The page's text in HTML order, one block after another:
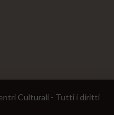
Culturali - Tutti i diritti